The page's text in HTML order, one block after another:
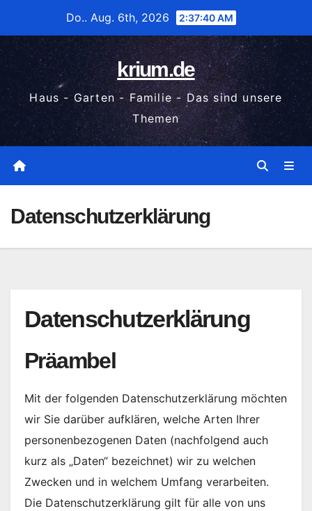
wechseln
Do.. Aug. 6th, 2026 2:37:41 AM
krium.de
Haus - Garten - Familie - Das sind unsere
Themen
Datenschutzerklärung
Datenschutzerklärung
Präambel
Mit der folgenden Datenschutzerklärung möchten
wir Sie darüber aufklären, welche Arten Ihrer
personenbezogenen Daten (nachfolgend auch
kurz als „Daten“ bezeichnet) wir zu welchen
Zwecken und in welchem Umfang verarbeiten.
Die Datenschutzerklärung gilt für alle von uns